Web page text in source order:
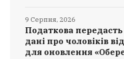
Податкова
дані про чоловіків
для оновлення
9 Серпня, 2026